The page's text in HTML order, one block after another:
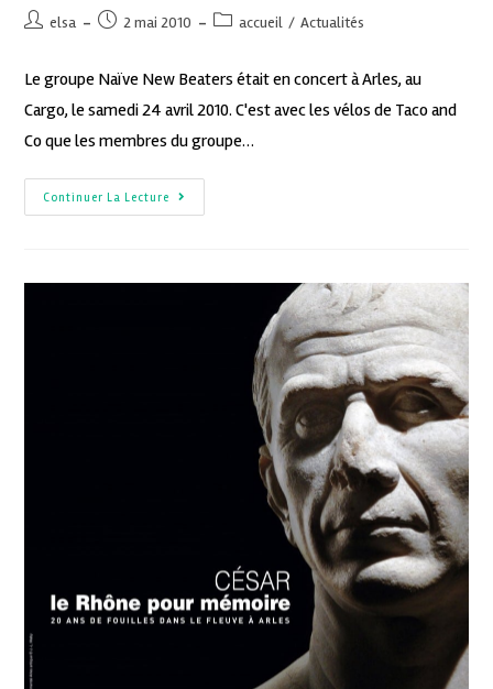
elsa 2 mai 2010 accueil / Actualités
Le groupe Naïve New Beaters était en concert à Arles, au
Cargo, le samedi 24 avril 2010. C'est avec les vélos de Taco and
Co que les membres du groupe…
Continuer La Lecture